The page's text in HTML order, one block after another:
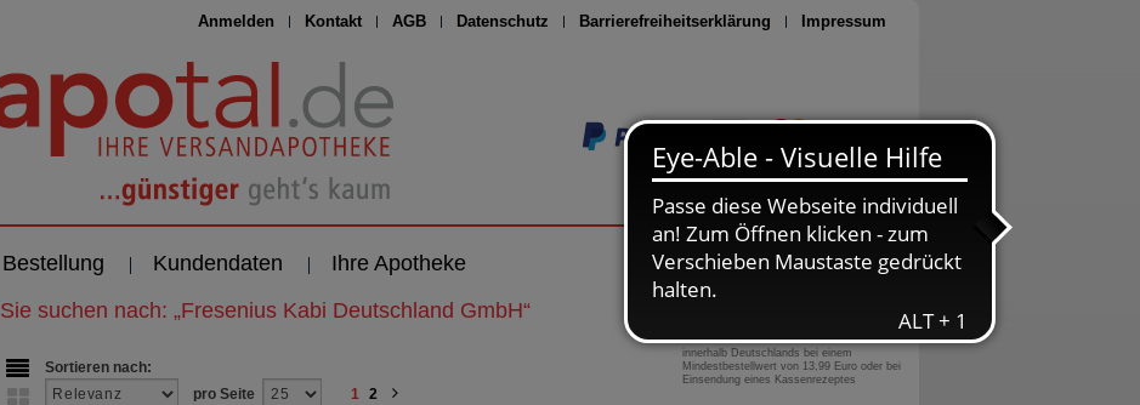
Anmelden Kontakt AGB Datenschutz Barrierefreiheitserklärung Impressum
Seite drucken
Bestellung Kundendaten Ihre Apotheke
Sie suchen nach: „Fresenius Kabi Deutschland GmbH“
Sortieren nach:
pro Seite
1 2
0800-10 11 422
gebührenfreie Rufnummer
innerhalb Deutschlands bei einem
Mindestbestellwert von 13,99 Euro oder bei
Einsendung eines Kassenrezeptes